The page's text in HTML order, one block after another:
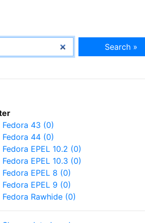
Search »
Fedora 43 (0)
Fedora 44 (0)
Fedora EPEL 10.2 (0)
Fedora EPEL 10.3 (0)
Fedora EPEL 8 (0)
Fedora EPEL 9 (0)
Fedora Rawhide (0)